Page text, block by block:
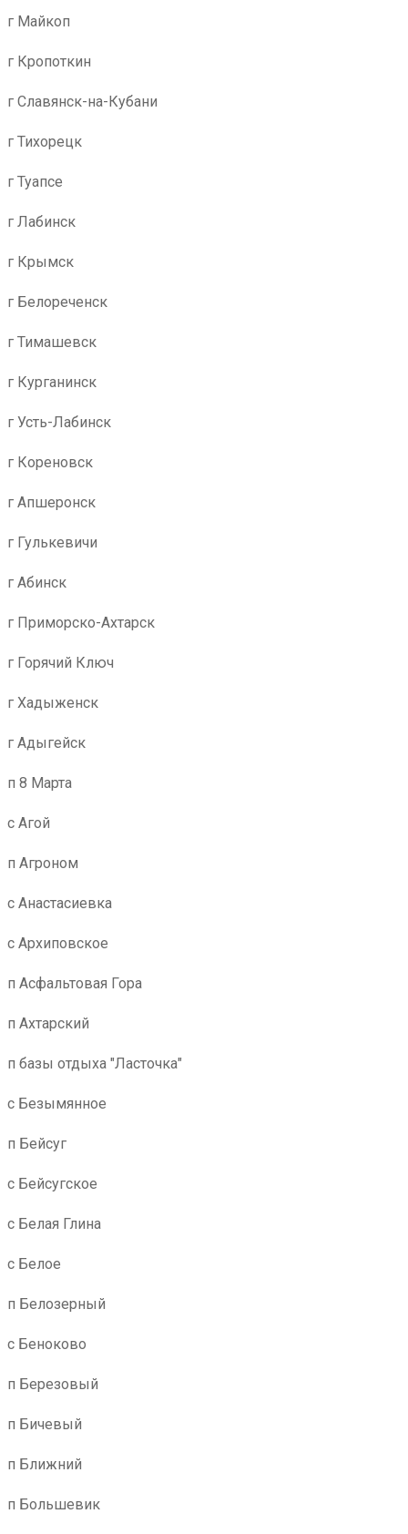
г Майкоп
г Кропоткин
г Славянск-на-Кубани
г Тихорецк
г Туапсе
г Лабинск
г Крымск
г Белореченск
г Тимашевск
г Курганинск
г Усть-Лабинск
г Кореновск
г Апшеронск
г Гулькевичи
г Абинск
г Приморско-Ахтарск
г Горячий Ключ
г Хадыженск
г Адыгейск
п 8 Марта
с Агой
п Агроном
с Анастасиевка
с Архиповское
п Асфальтовая Гора
п Ахтарский
п базы отдыха "Ласточка"
с Безымянное
п Бейсуг
с Бейсугское
с Белая Глина
с Белое
п Белозерный
с Беноково
п Березовый
п Бичевый
п Ближний
п Большевик